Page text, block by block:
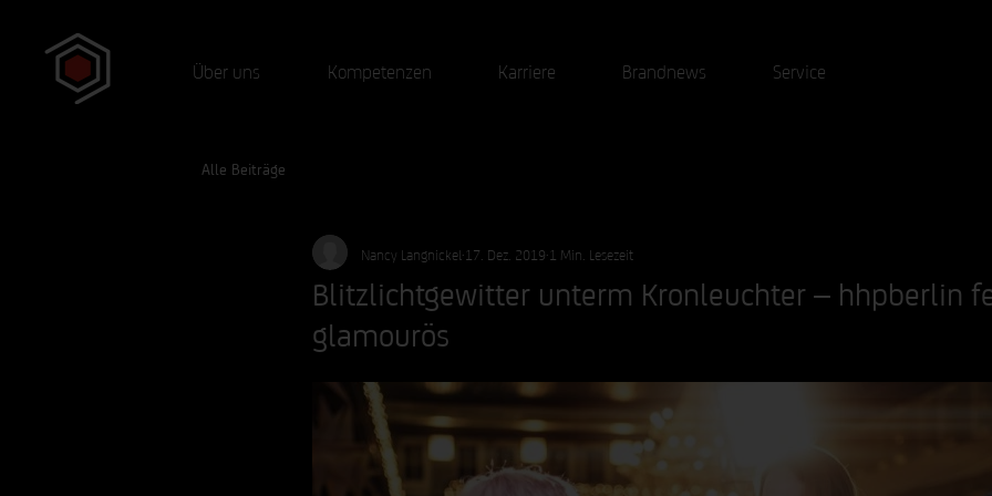
Über uns Kompetenzen Karriere Brandnews Service
Alle Beiträge
Blitzlichtgewitter unterm Kronleuchter – hhpberlin
glamourös
Nancy Langnickel 17. Dez. 2019 1 Min. Lesezeit